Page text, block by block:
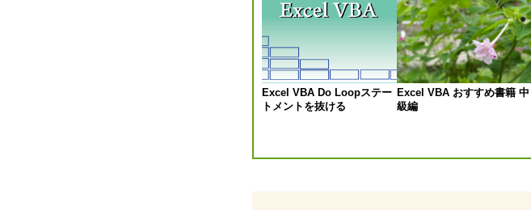
ビ
ゲ
ー
シ
ョ
Excel VBA Do Loopステー
トメントを抜ける
Excel VBA おすすめ書籍 中
級編